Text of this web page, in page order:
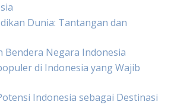
Dunia: Tantangan dan
Bendera Negara Indonesia
di Indonesia yang Wajib
Indonesia sebagai Destinasi